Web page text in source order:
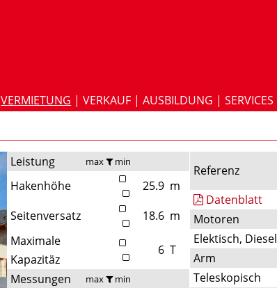
VERMIETUNG |VERKAUF |AUSBILDUNG |SERVICES
Leistung max min
Hakenhöhe 25.9 m
Seitenversatz
18.6 m
Maximale
Kapazitäz
6 T
Messungen
max min
Referenz
Datenblatt
Motoren
Elektisch, Diesel
Arm
Teleskopisch